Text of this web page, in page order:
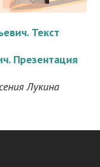
Текст
Презентация
Лукина